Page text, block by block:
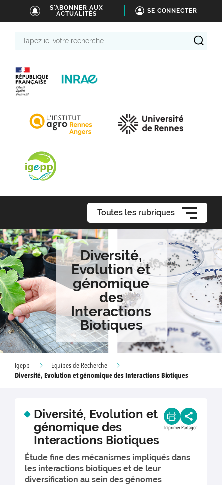
S'ABONNER AUX
ACTUALITÉS
SE CONNECTER
Toutes les rubriques
Diversité,
Evolution et
génomique
des
Interactions
Biotiques
Igepp
Equipes de Recherche
Diversité, Evolution et génomique des Interactions Biotiques
Diversité, Evolution et
génomique des
Interactions Biotiques
Imprimer Partager
Étude fine des mécanismes impliqués dans
les interactions biotiques et de leur
diversification au sein des génomes